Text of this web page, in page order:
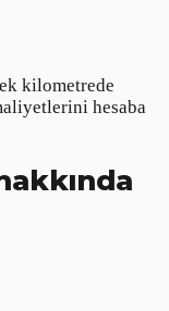
kilometrede
hesaba